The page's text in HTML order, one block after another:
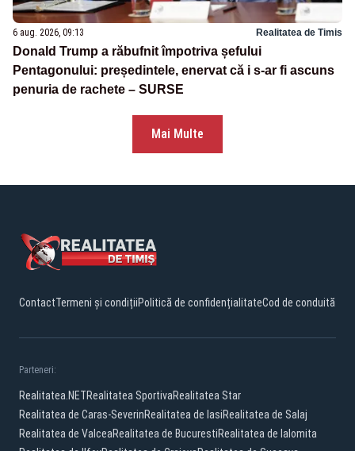
6 aug. 2026, 09:13 Realitatea de Timis
Donald Trump a răbufnit împotriva șefului
Pentagonului: președintele, enervat că i s-ar fi ascuns
penuria de rachete – SURSE
Mai Multe
ContactTermeni și condițiiPolitică de confidențialitateCod de conduită
Parteneri:
Realitatea.NETRealitatea SportivaRealitatea Star
Realitatea de Caras-SeverinRealitatea de IasiRealitatea de Salaj
Realitatea de ValceaRealitatea de BucurestiRealitatea de Ialomita